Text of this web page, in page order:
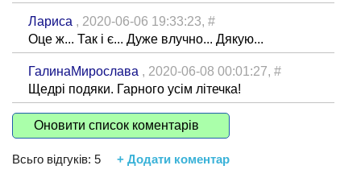
Лариса , 2020-06-06 19:33:23, #
Оце ж... Так і є... Дуже влучно... Дякую...
ГалинаМирослава , 2020-06-08 00:01:27, #
Щедрі подяки. Гарного усім літечка!
Оновити список коментарів
Всьго відгуків: 5 + Додати коментар